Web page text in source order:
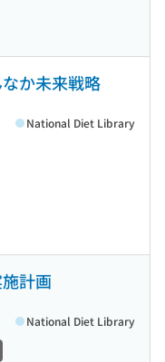
か未来戦略
National Diet Library
計画
National Diet Library